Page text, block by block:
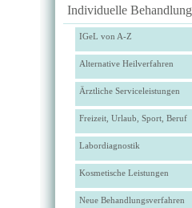
Individuelle Behandlung
IGeL von A-Z
Alternative Heilverfahren
Ärztliche Serviceleistungen
Freizeit, Urlaub, Sport, Beruf
Labordiagnostik
Kosmetische Leistungen
Neue Behandlungsverfahren